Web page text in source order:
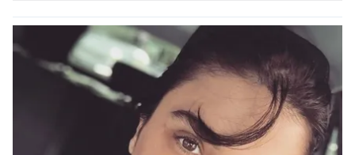
hazırlanmış Aydınlatma Metnimizi okumak ve sitemizde
ilgili mevzuata uygun olarak kullanılan çerezlerle ilgili bilgi
almak için lütfentıklayınız.